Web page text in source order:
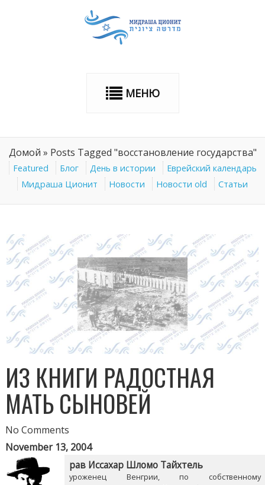
МЕНЮ
Домой » Posts Tagged "восстановление государства"
Featured Блог День в истории
Еврейский календарь
Мидраша Ционит
Новости Новости old Статьи
ИЗ КНИГИ РАДОСТНАЯ
МАТЬ СЫНОВЕЙ
No Comments
November 13, 2004
рав Иссахар Шломо Тайхтель
уроженец Венгрии, по собственному